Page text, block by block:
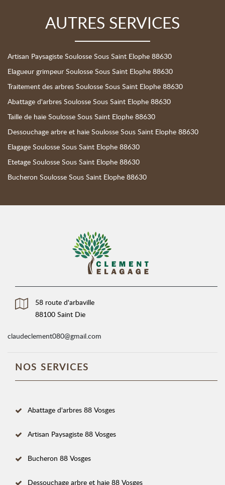
AUTRES SERVICES
Artisan Paysagiste Soulosse Sous Saint Elophe 88630
Elagueur grimpeur Soulosse Sous Saint Elophe 88630
Traitement des arbres Soulosse Sous Saint Elophe 88630
Abattage d'arbres Soulosse Sous Saint Elophe 88630
Taille de haie Soulosse Sous Saint Elophe 88630
Dessouchage arbre et haie Soulosse Sous Saint Elophe 88630
Elagage Soulosse Sous Saint Elophe 88630
Etetage Soulosse Sous Saint Elophe 88630
Bucheron Soulosse Sous Saint Elophe 88630
58 route d'arbaville
88100 Saint Die
claudeclement080@gmail.com
NOS SERVICES
Abattage d'arbres 88 Vosges
Artisan Paysagiste 88 Vosges
Bucheron 88 Vosges
Dessouchage arbre et haie 88 Vosges